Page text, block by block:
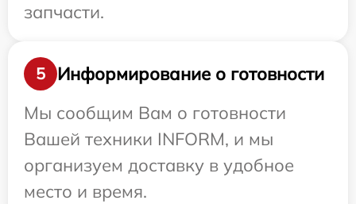
запчасти.
5
Информирование о готовности
Мы сообщим Вам о готовности
Вашей техники INFORM, и мы
организуем доставку в удобное
место и время.